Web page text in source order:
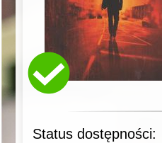
Status dostępności: